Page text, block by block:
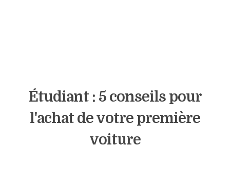
Étudiant : 5 conseils pour
l'achat de votre première
voiture